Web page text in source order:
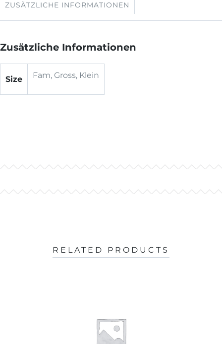
ZUSÄTZLICHE INFORMATIONEN
Zusätzliche Informationen
Size Fam, Gross, Klein
RELATED PRODUCTS